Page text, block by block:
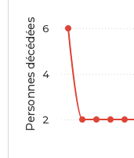
Personnes décédées 2
4
6